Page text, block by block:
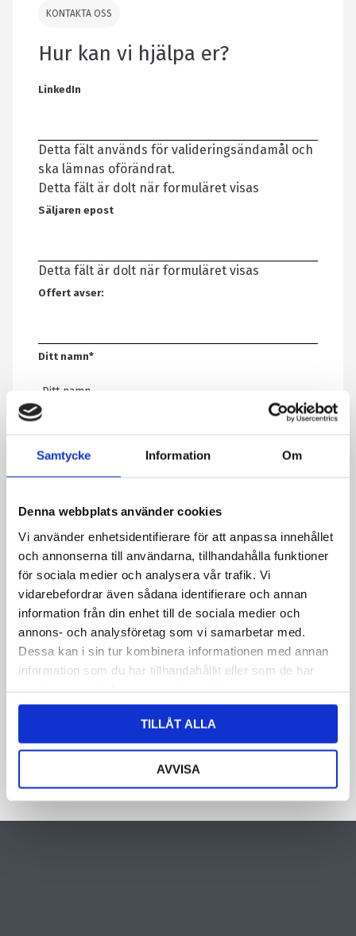
Samtycke Information Om
Denna webbplats använder cookies
Vi använder enhetsidentifierare för att anpassa innehållet
och annonserna till användarna, tillhandahålla funktioner
för sociala medier och analysera vår trafik. Vi
vidarebefordrar även sådana identifierare och annan
information från din enhet till de sociala medier och
annons- och analysföretag som vi samarbetar med.
Dessa kan i sin tur kombinera informationen med annan
information som du har tillhandahållit eller som de har
TILLÅT ALLA
AVVISA
KONTAKTA OSS
Hur kan vi hjälpa er?
LinkedIn
Detta fält används för valideringsändamål och
ska lämnas oförändrat.
Detta fält är dolt när formuläret visas
Säljaren epost
Detta fält är dolt när formuläret visas
Offert avser:
Ditt namn*
E-post
Genom att skicka formuläret godkänner du att vi sparar
information om dig. Läs mer om hur vi behandlar dina
personuppgifter i vår integritetspolicy.